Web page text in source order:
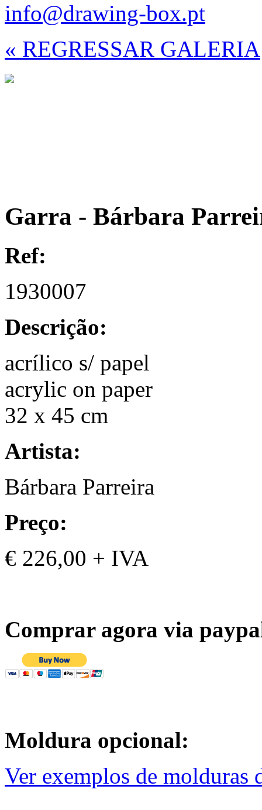
info@drawing-box.pt
« REGRESSAR GALERIA
Garra - Bárbara
Ref:
1930007
Descrição:
acrílico s/ papel
acrylic on paper
32 x 45 cm
Artista:
Bárbara Parreira
Preço:
€ 226,00 + IVA
Comprar agora via
Moldura opcional:
Ver exemplos de molduras